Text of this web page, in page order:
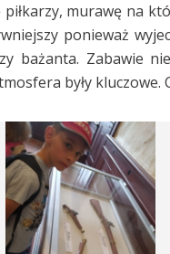
murawę na
ponieważ
bażanta. Zabawie
były kluczowe.